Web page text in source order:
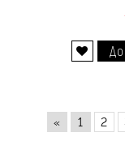
« 1 2